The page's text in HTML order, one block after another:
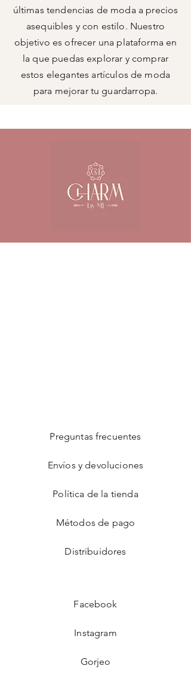
últimas tendencias de moda a precios
asequibles y con estilo. Nuestro
objetivo es ofrecer una plataforma en
la que puedas explorar y comprar
estos elegantes artículos de moda
para mejorar tu guardarropa.
Preguntas frecuentes
Envíos y devoluciones
Política de la tienda
Métodos de pago
Distribuidores
Facebook
Instagram
Gorjeo